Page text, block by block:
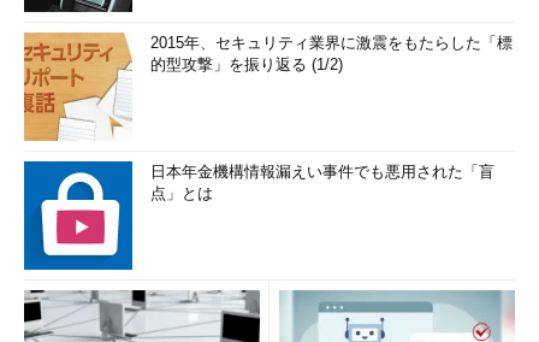
2015年、セキュリティ業界に激震をもたらした「標
的型攻撃」を振り返る (1/2)
日本年金機構情報漏えい事件でも悪用された「盲
点」とは